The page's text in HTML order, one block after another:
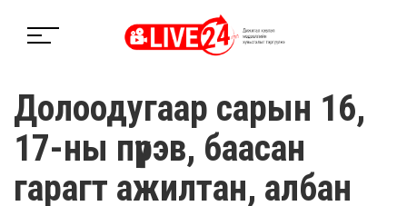
Долоодугаар сарын 16,
17-ны пүрэв, баасан
гарагт ажилтан, албан